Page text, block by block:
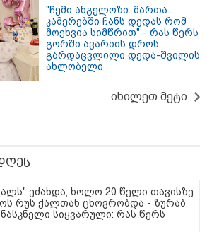
"ჩემი ანგელოზი. მართა...
კამერებში ჩანს დედას რომ
მოეხვია სიმწრით" - რას წერს
გორში ავარიის დროს
გარდაცვლილი დედა-შვილის
ახლობელი
იხილეთ მეტი
ეძახდა, ხოლო 20 წელი თავისზე
რუს ქალთან ცხოვრობდა - ზურაბ
სიყვარული: რას წერს